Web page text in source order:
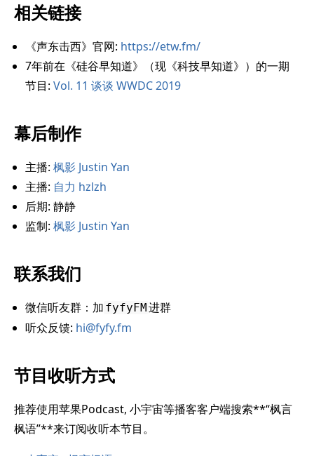
相关链接
《声东击西》官网: https://etw.fm/
7年前在《硅谷早知道》（现《科技早知道》）的一期
节目: Vol. 11 谈谈 WWDC 2019
幕后制作
主播: 枫影 Justin Yan
主播: 自力 hzlzh
后期: 静静
监制: 枫影 Justin Yan
联系我们
微信听友群：加 fyfyFM进群
听众反馈: hi@fyfy.fm
节目收听方式
推荐使用苹果Podcast, 小宇宙等播客客户端搜索**“枫言
枫语”**来订阅收听本节目。